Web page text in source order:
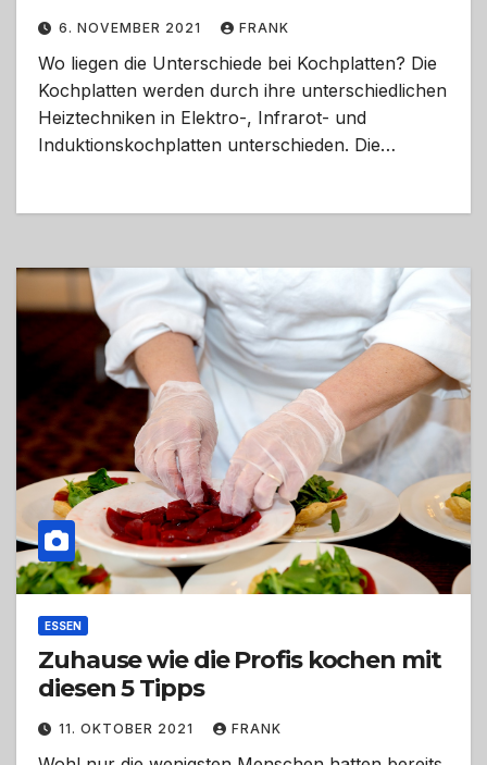
6. NOVEMBER 2021 FRANK
Wo liegen die Unterschiede bei Kochplatten? Die
Kochplatten werden durch ihre unterschiedlichen
Heiztechniken in Elektro-, Infrarot- und
Induktionskochplatten unterschieden. Die…
ESSEN
Zuhause wie die Profis kochen mit
diesen 5 Tipps
11. OKTOBER 2021 FRANK